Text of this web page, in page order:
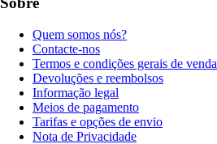
Quem somos nós?
Contacte-nos
Termos e condições gerais de venda
Devoluções e reembolsos
Informação legal
Meios de pagamento
Tarifas e opções de envio
Nota de Privacidade